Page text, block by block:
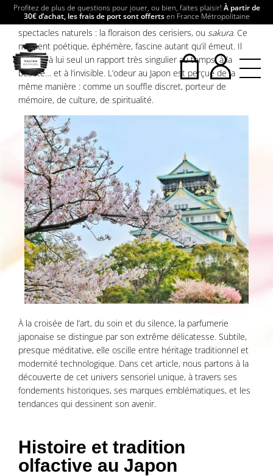
Profitez de plus de questions pour jouer, ou bien, faites plaisir! À partir de
30€ d’achat, les frais de port sont offertsen France Métropolitaine
Chaque année, le Japon accueille l’un de ses plus grands
spectacles naturels : la floraison des cerisiers, ou sakura. Ce
moment poétique, éphémère, fascine autant qu’il émeut. Il
incarne à lui seul un rapport très singulier au temps, à la
beauté… et à l’invisible. L’odeur au Japon est perçue de la
même manière : comme un souffle discret, porteur de
mémoire, de culture, de spiritualité.
À la croisée de l’art, du soin et du silence, la parfumerie
japonaise se distingue par son extrême délicatesse. Subtile,
presque méditative, elle oscille entre héritage traditionnel et
modernité technologique. Dans cet article, nous partons à la
découverte de cet univers sensoriel unique, à travers ses
fondements historiques, ses marques emblématiques, et les
tendances qui dessinent son avenir.
Histoire et tradition
olfactive au Japon